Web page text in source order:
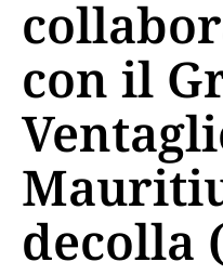
con il
decolla